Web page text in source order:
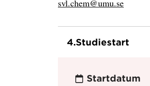
svl.chem@umu.se
4.Studiestart
Startdatum